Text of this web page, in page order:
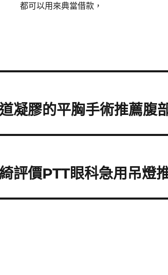
都可以用來典當借款，
凝膠的平胸手術推薦腹
評價PTT眼科急用吊燈